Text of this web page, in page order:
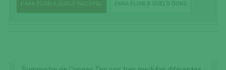
PARA FIJAR A SUELO NATURAL PARA FIJAR A SUELO DURO